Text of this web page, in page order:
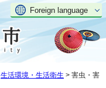
Foreign language
生活環境・生活衛生 > 害虫・害